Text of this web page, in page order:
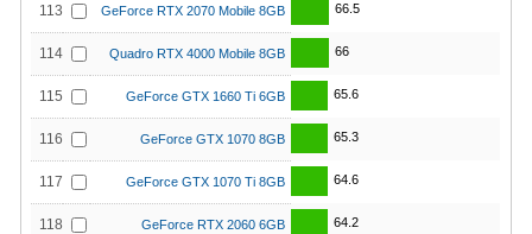
113 GeForce RTX 2070 Mobile 8GB 66.5
114 Quadro RTX 4000 Mobile 8GB 66
115 GeForce GTX 1660 Ti 6GB 65.6
116 GeForce GTX 1070 8GB 65.3
117 GeForce GTX 1070 Ti 8GB 64.6
118 GeForce RTX 2060 6GB 64.2